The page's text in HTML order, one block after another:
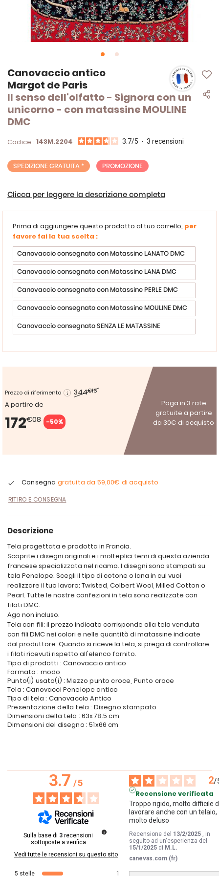
Canovaccio antico
Margot de Paris
Il senso dell'olfatto - Signora con un
unicorno - con matassine MOULINE
DMC
Codice : 143M.2204 3.7/5 - 3recensioni
SPEDIZIONE GRATUITA * PROMOZIONE
Clicca per leggere la descrizione completa
Prima di aggiungere questo prodotto al tuo carrello, per
favore fai la tua scelta :
Canovaccio consegnato con Matassine LANATO DMC
Canovaccio consegnato con Matassine LANA DMC
Canovaccio consegnato con Matassine PERLE DMC
Canovaccio consegnato con Matassine MOULINE DMC
Canovaccio consegnato SENZA LE MATASSINE
Prezzo di riferimento 344€16
A partire de
172€08 -50%
Paga in 3 rate
gratuite a partire
da 30€ di acquisto
Consegna gratuita da 59,00€ di acquisto
RITIRO E CONSEGNA
Vai
all'inizio
della
galleria
di
immagini
Descrizione
Tela progettata e prodotta in Francia.
Scoprite i disegni originali e i molteplici temi di questa azienda
francese specializzata nel ricamo. I disegni sono stampati su
tela Penelope. Scegli il tipo di cotone o lana in cui vuoi
realizzare il tuo lavoro: Twisted, Colbert Wool, Milled Cotton o
Pearl. Tutte le nostre confezioni in tela sono realizzate con
filati DMC.
Ago non incluso.
Tela con fili: il prezzo indicato corrisponde alla tela venduta
con fili DMC nei colori e nelle quantità di matassine indicate
dal produttore. Quando si riceve la tela, si prega di controllare
i filati ricevuti rispetto all'elenco fornito.
Tipo di prodotti : Canovaccio antico
Formato : modo
Punto(i) usato(i) : Mezzo punto croce, Punto croce
Tela : Canovacci Penelope antico
Tipo di tela : Canovaccio Antico
Presentazione della tela : Disegno stampato
Dimensioni della tela : 63x78.5 cm
Dimensioni del disegno : 51x66 cm
3.7/5
Sulla base di 3 recensioni
sottoposte a verifica
Vedi tutte le recensioni su questo sito
5 stelle 1
2/
Recensione verificata
Troppo rigido, molto difficile
lavorare anche con un telaio,
molto deluso
Recensione del 13/2/2025 , in
seguito ad un'esperienza del
15/1/2025 di M.L.
canevas.com (fr)